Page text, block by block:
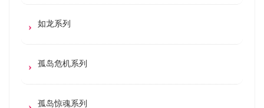
如龙系列
孤岛危机系列
孤岛惊魂系列